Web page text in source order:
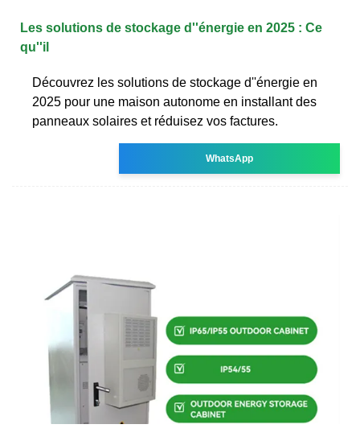
Les solutions de stockage d''énergie en 2025 : Ce
qu''il
Découvrez les solutions de stockage d''énergie en
2025 pour une maison autonome en installant des
panneaux solaires et réduisez vos factures.
WhatsApp